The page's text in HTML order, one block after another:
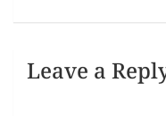
Leave a